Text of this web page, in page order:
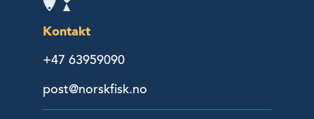
Kontakt
+47 63959090
post@norskfisk.no